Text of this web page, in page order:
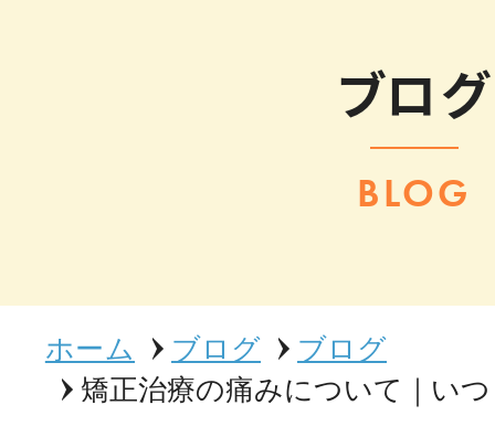
ブログ
BLOG
ホーム ブログ
ブログ
矯正治療の痛みについて｜い